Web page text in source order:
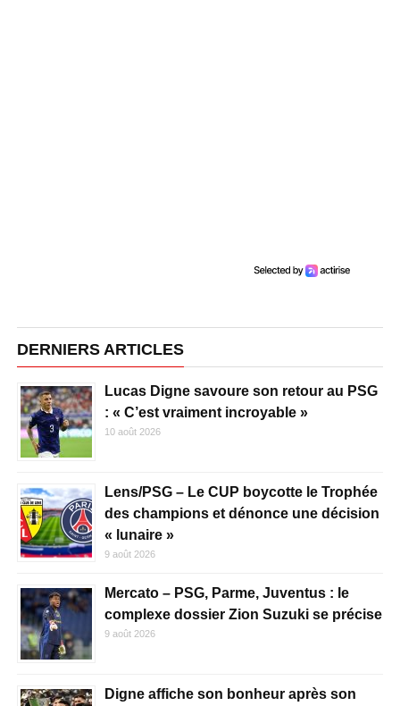
DERNIERS ARTICLES
Lucas Digne savoure son retour au PSG
: « C’est vraiment incroyable »
10 août 2026
Lens/PSG – Le CUP boycotte le Trophée
des champions et dénonce une décision
« lunaire »
9 août 2026
Mercato – PSG, Parme, Juventus : le
complexe dossier Zion Suzuki se précise
9 août 2026
Digne affiche son bonheur après son